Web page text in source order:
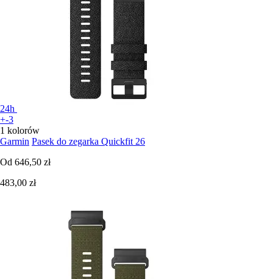
24h
+-3
1 kolorów
Garmin Pasek do zegarka Quickfit 26
Od 646,50 zł
483,00 zł